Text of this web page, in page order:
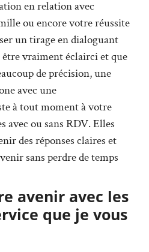
en relation avec
ou encore votre réussite
un tirage en dialoguant
vraiment éclairci et que
de précision, une
avec une
à tout moment à votre
avec ou sans RDV. Elles
des réponses claires et
sans perdre de temps
avenir avec les
que je vous